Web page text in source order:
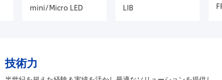
mini/Micro LED LIB
技術力